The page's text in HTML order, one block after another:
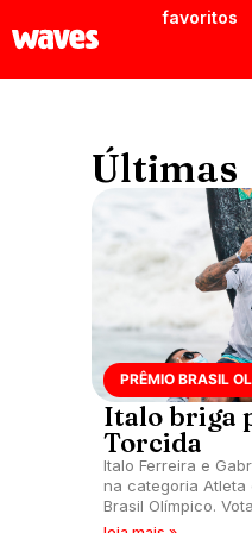
favoritos
Últimas
PRÊMIO BRASIL
Italo briga
Torcida
Italo Ferreira e
na categoria Atleta
Brasil Olímpico.
dia 7 de dezembro.